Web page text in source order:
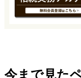
今まで見た